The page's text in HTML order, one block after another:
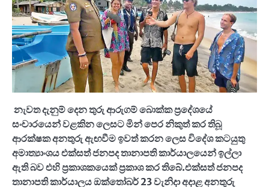
නැවත දැනුම් දෙන තුරු ආරුගම් බොක්ක ප්‍රදේශයේ
සංචාරයෙන් වළකින ලෙසට මින් පෙර නිකුත් කර තිබූ
ආරක්ෂක අනතුරු ඇඟවීම ඉවත් කරන ලෙස විදේශ කටයුතු
අමාත්‍යාංශය එක්සත් ජනපද තානාපති කාර්යාලයෙන් ඉල්ලා
ඇති බව එහි ප්‍රකාශකයෙක් ප්‍රකාශ කර තිබේ.එක්සත් ජනපද
තානාපති කාර්යාලය ඔක්තෝබර් 23 වැනිදා අදාළ අනතුරු